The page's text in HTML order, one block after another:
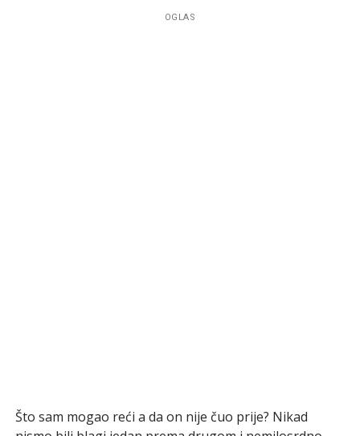
OGLAS
Što sam mogao reći a da on nije čuo prije? Nikad